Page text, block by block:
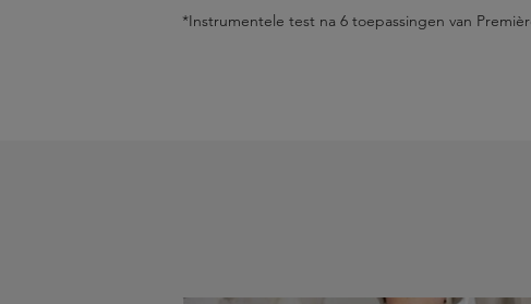
*Instrumentele test na 6 toepassingen van